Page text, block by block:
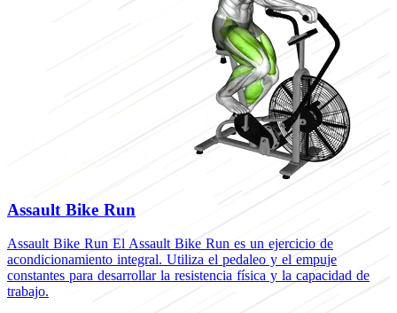
Assault Bike Run
Assault Bike Run El Assault Bike Run es un ejercicio de
acondicionamiento integral. Utiliza el pedaleo y el empuje
constantes para desarrollar la resistencia física y la capacidad de
trabajo.